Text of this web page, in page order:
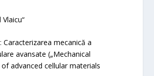
Caracterizarea mecanică a
avansate („Mechanical
advanced cellular materials